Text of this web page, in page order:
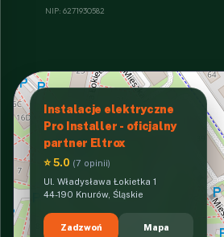
NIP: 6271930582
Instalacje elektryczne
Pro Installer - oficjalny
partner Eltrox
⭐ 5.0 (7 opinii)
Ul. Władysława Łokietka 1
44-190 Knurów, Śląskie
Zadzwoń Mapa